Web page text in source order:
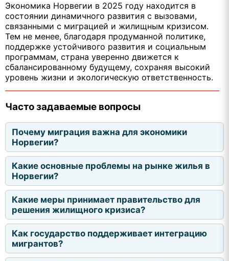
Экономика Норвегии в 2025 году находится в
состоянии динамичного развития с вызовами,
связанными с миграцией и жилищным кризисом.
Тем не менее, благодаря продуманной политике,
поддержке устойчивого развития и социальным
программам, страна уверенно движется к
сбалансированному будущему, сохраняя высокий
уровень жизни и экологическую ответственность.
Часто задаваемые вопросы
Почему миграция важна для экономики
Норвегии?
Какие основные проблемы на рынке жилья в
Норвегии?
Какие меры принимает правительство для
решения жилищного кризиса?
Как государство поддерживает интеграцию
мигрантов?